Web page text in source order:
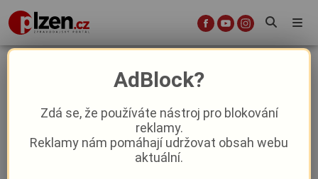
Plzeň spouští první VR Point:
Veřejnost si nacvičí první pomoc ve
virtuální realitě
Aktuality Aktuálně Z Plzně
AdBlock?
Zdá se, že používáte nástroj pro blokování
reklamy.
Reklamy nám pomáhají udržovat obsah webu
aktuální.